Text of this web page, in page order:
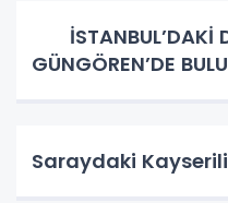
İSTANBUL’DAKİ
GÜNGÖREN’DE
Saraydaki Kayserili